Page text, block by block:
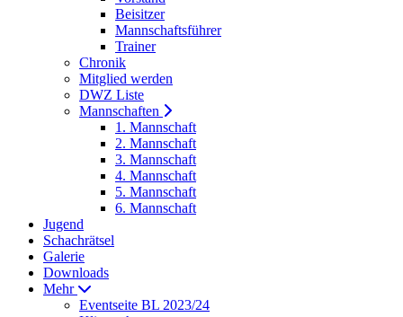
Beisitzer
Mannschaftsführer
Trainer
Chronik
Mitglied werden
DWZ Liste
Mannschaften
1. Mannschaft
2. Mannschaft
3. Mannschaft
4. Mannschaft
5. Mannschaft
6. Mannschaft
Jugend
Schachrätsel
Galerie
Downloads
Mehr
Eventseite BL 2023/24